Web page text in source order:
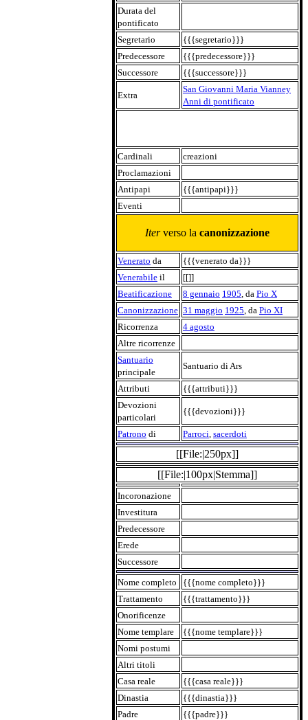
Durata del
pontificato
Segretario
{{{segretario}}}
Predecessore
{{{predecessore}}}
Successore
{{{successore}}}
Extra
San Giovanni Maria Vianney
Anni di pontificato
Cardinali
creazioni
Proclamazioni
Antipapi
{{{antipapi}}}
Eventi
Iterverso la canonizzazione
Venerato da
{{{venerato da}}}
Venerabile il
[[]]
Beatificazione
8 gennaio 1905 , da Pio X
Canonizzazione 31 maggio 1925 , da Pio XI
Ricorrenza
4 agosto
Altre ricorrenze
Santuario
principale
Santuario di Ars
Attributi
{{{attributi}}}
Devozioni
particolari
{{{devozioni}}}
Patrono di Parroci sacerdoti
[[File:|250px]]
[[File:|100px|Stemma]]
Incoronazione
Investitura
Predecessore
Erede
Successore
Nome completo
{{{nome completo}}}
Trattamento
{{{trattamento}}}
Onorificenze
Nome templare
{{{nome templare}}}
Nomi postumi
Altri titoli
Casa reale
{{{casa reale}}}
Dinastia
{{{dinastia}}}
Padre
{{{padre}}}